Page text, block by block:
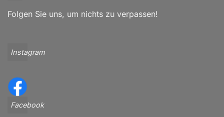
Folgen Sie uns, um nichts zu verpassen!
Instagram
Facebook